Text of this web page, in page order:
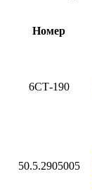
Номер
6СТ-190
50.5.2905005